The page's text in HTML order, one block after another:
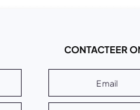
CONTACTEER
Email